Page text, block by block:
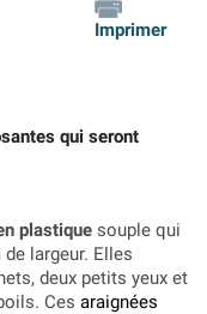
Imprimer
qui seront
plastique souple qui
largeur. Elles
deux petits yeux et
Ces araignées